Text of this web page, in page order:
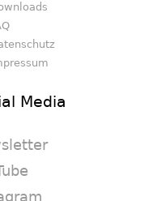
Media